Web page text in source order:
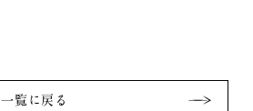
一覧に戻る